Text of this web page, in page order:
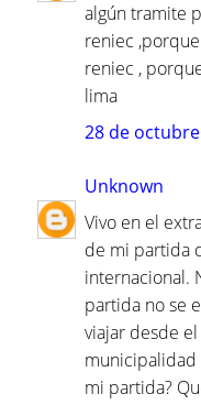
algún tramite
reniec
reniec ,
lima
28 de
Unknown
Vivo en el
de mi partida
internacional.
partida no se
viajar desde
municipalidad
mi partida?